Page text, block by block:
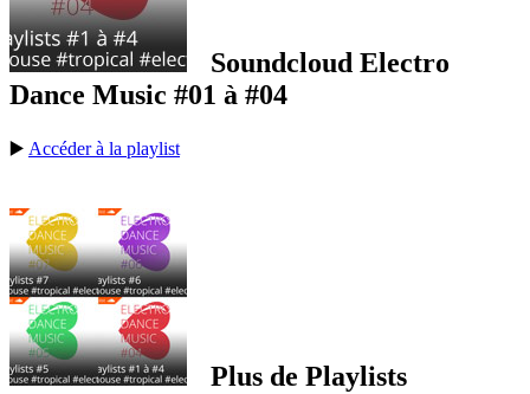
Soundcloud Electro
Dance Music #01 à #04
▶️ Accéder à la playlist
Plus de Playlists